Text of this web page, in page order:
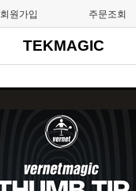
회원가입 주문조회
TEKMAGIC